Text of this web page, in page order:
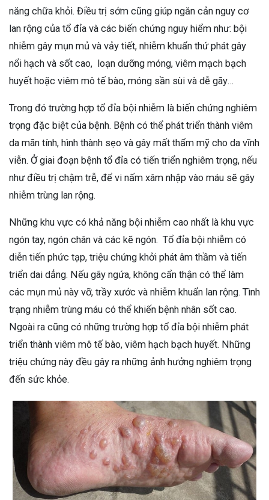
năng chữa khỏi. Điều trị sớm cũng giúp ngăn cản nguy cơ
lan rộng của tổ đỉa và các biến chứng nguy hiểm như: bội
nhiễm gây mụn mủ và vảy tiết, nhiễm khuẩn thứ phát gây
nổi hạch và sốt cao, loạn dưỡng móng, viêm mạch bạch
huyết hoặc viêm mô tế bào, móng sần sùi và dễ gãy…
Trong đó trường hợp tổ đỉa bội nhiễm là biến chứng nghiêm
trọng đặc biệt của bệnh. Bệnh có thể phát triển thành viêm
da mãn tính, hình thành sẹo và gây mất thẩm mỹ cho da vĩnh
viễn. Ở giai đoạn bệnh tổ đỉa có tiến triển nghiêm trọng, nếu
như điều trị chậm trễ, để vi nấm xâm nhập vào máu sẽ gây
nhiễm trùng lan rộng.
Những khu vực có khả năng bội nhiễm cao nhất là khu vực
ngón tay, ngón chân và các kẽ ngón. Tổ đỉa bội nhiễm có
diễn tiến phức tạp, triệu chứng khởi phát âm thầm và tiến
triển dai dẳng. Nếu gãy ngứa, không cẩn thận có thể làm
các mụn mủ này vỡ, trầy xước và nhiễm khuẩn lan rộng. Tình
trạng nhiễm trùng máu có thể khiến bệnh nhân sốt cao.
Ngoài ra cũng có những trường hợp tổ đỉa bội nhiễm phát
triển thành viêm mô tế bào, viêm hạch bạch huyết. Những
triệu chứng này đều gây ra những ảnh hưởng nghiêm trọng
đến sức khỏe.